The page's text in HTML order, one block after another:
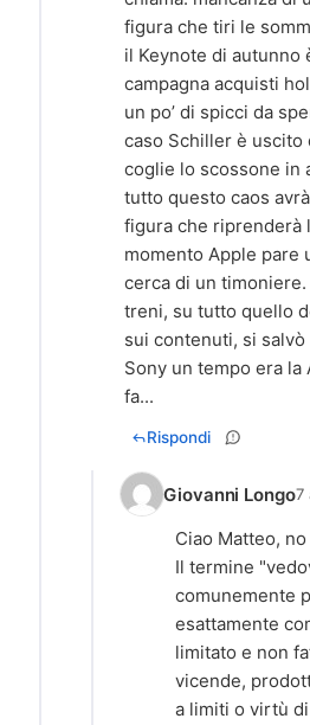
figura che tiri le
il Keynote di autunno
campagna acquisti
un po’ di spicci da
caso Schiller è uscito
coglie lo scossone in
tutto questo caos
figura che riprenderà
momento Apple pare
cerca di un
treni, su tutto quello
sui contenuti, si
Sony un tempo era la
fa...
Rispondi
Giovanni Longo7
Ciao Matteo,
Il termine
comunemente
esattamente
limitato e non
vicende,
a limiti o virtù